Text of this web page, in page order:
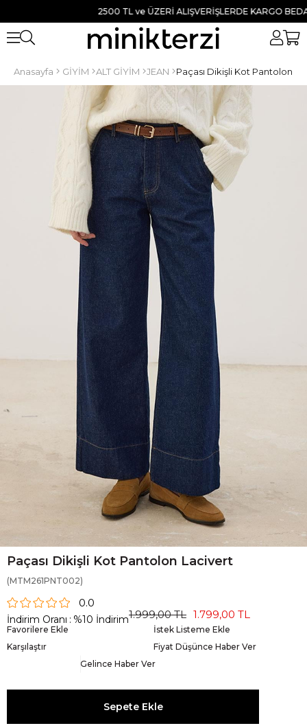
2500 TL ve ÜZERİ ALIŞVERİŞLERDE KARGO BEDAVA ●
Anasayfa GİYİM ALT GİYİM JEAN Paçası Dikişli Kot Pantolon
Paçası Dikişli Kot Pantolon Lacivert
(MTM261PNT002)
0.0
İndirim Oranı : %10 İndirim1.999,00 TL 1.799,00 TL
Favorilere Ekle
İstek Listeme Ekle
Karşılaştır
Fiyat Düşünce Haber Ver
Gelince Haber Ver